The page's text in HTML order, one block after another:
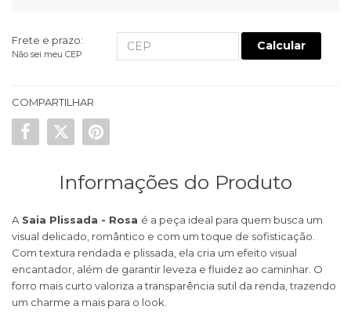
Frete e prazo:
Não sei meu CEP
Calcular
COMPARTILHAR
Informações do Produto
A Saia Plissada - Rosa é a peça ideal para quem busca um
visual delicado, romântico e com um toque de sofisticação.
Com textura rendada e plissada, ela cria um efeito visual
encantador, além de garantir leveza e fluidez ao caminhar. O
forro mais curto valoriza a transparência sutil da renda, trazendo
um charme a mais para o look.